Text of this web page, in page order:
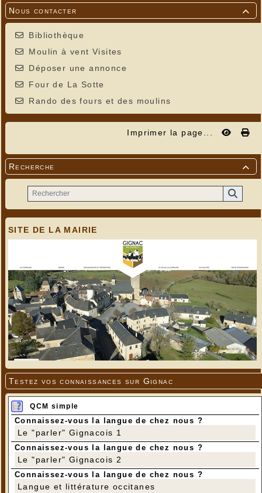

Nous contacter
Bibliothèque
Moulin à vent Visites
Déposer une annonce
Four de La Sotte
Rando des fours et des moulins
Imprimer la page...

Recherche
SITE DE LA MAIRIE
Testez vos connaissances sur Gignac
QCM simple
Connaissez-vous la langue de chez nous ?
Le "parler" Gignacois 1
Connaissez-vous la langue de chez nous ?
Le "parler" Gignacois 2
Connaissez-vous la langue de chez nous ?
Langue et littérature occitanes